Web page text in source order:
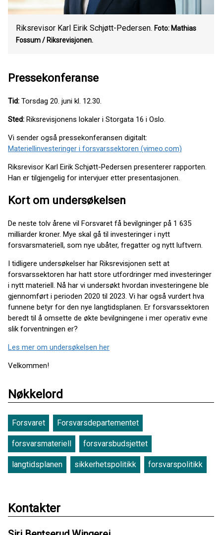
Riksrevisor Karl Eirik Schjøtt-Pedersen. Foto: Mathias
Fossum / Riksrevisjonen.
Pressekonferanse
Tid: Torsdag 20. juni kl. 12.30.
Sted: Riksrevisjonens lokaler i Storgata 16 i Oslo.
Vi sender også pressekonferansen digitalt:
Materiellinvesteringer i forsvarssektoren (vimeo.com)
Riksrevisor Karl Eirik Schjøtt-Pedersen presenterer rapporten.
Han er tilgjengelig for intervjuer etter presentasjonen.
Kort om undersøkelsen
De neste tolv årene vil Forsvaret få bevilgninger på 1 635
milliarder kroner. Mye skal gå til investeringer i nytt
forsvarsmateriell, som nye ubåter, fregatter og nytt luftvern.
I tidligere undersøkelser har Riksrevisjonen sett at
forsvarssektoren har hatt store utfordringer med investeringer
i nytt materiell. Nå har vi undersøkt hvordan investeringene ble
gjennomført i perioden 2020 til 2023. Vi har også vurdert hva
funnene betyr for den nye langtidsplanen. Er forsvarssektoren
beredt til å omsette de økte bevilgningene i mer operativ evne
slik forventningen er?
Les mer om undersøkelsen her
Velkommen!
Nøkkelord
Forsvaret Forsvarsdepartementet
forsvarsmateriell forsvarsbudsjettet
langtidsplanen sikkerhetspolitikk forsvarspolitikk
Kontakter